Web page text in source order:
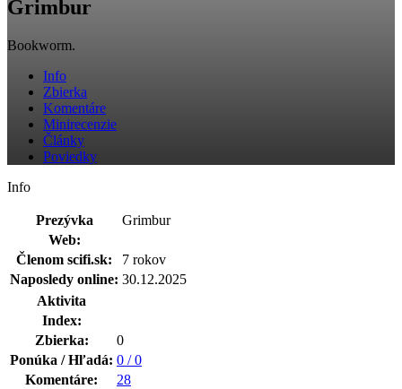
Grimbur
Bookworm.
Info
Zbierka
Komentáre
Minirecenzie
Články
Poviedky
Info
Prezývka
Grimbur
Web:
Členom scifi.sk:
7 rokov
Naposledy online: 30.12.2025
Aktivita
Index:
Zbierka:
0
Ponúka / Hľadá: 0 / 0
Komentáre:
28